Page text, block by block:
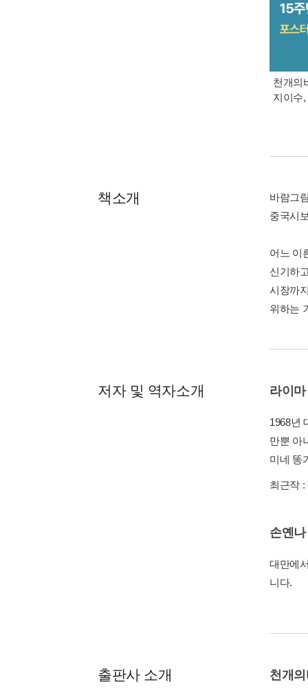
천개의
지이수
책소개
바람그
중국시
어느 이
신기하
시장까
위하는
저자 및 역자소개 라이마
1968년
만뿐 아
미네 똥
최근작 :
손옌나
대만에
니다.
출판사 소개 천개